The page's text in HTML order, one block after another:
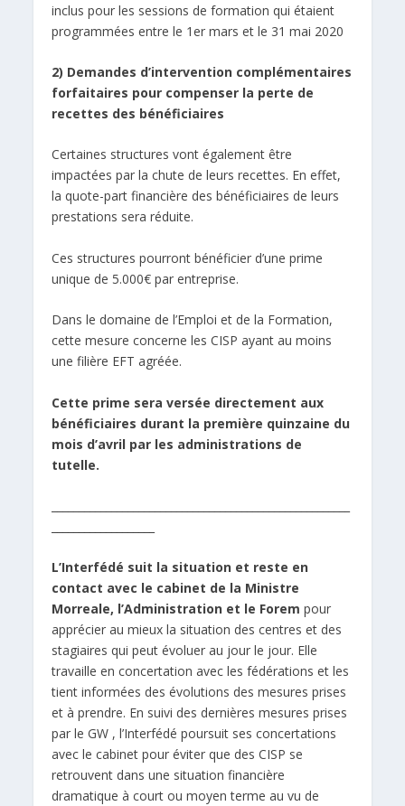
inclus pour les sessions de formation qui étaient
programmées entre le 1er mars et le 31 mai 2020
2) Demandes d’intervention complémentaires
forfaitaires pour compenser la perte de
recettes des bénéficiaires
Certaines structures vont également être
impactées par la chute de leurs recettes. En effet,
la quote-part financière des bénéficiaires de leurs
prestations sera réduite.
Ces structures pourront bénéficier d’une prime
unique de 5.000€ par entreprise.
Dans le domaine de l’Emploi et de la Formation,
cette mesure concerne les CISP ayant au moins
une filière EFT agréée.
Cette prime sera versée directement aux
bénéficiaires durant la première quinzaine du
mois d’avril par les administrations de
tutelle.
L’Interfédé suit la situation et reste en
contact avec le cabinet de la Ministre
Morreale, l’Administration et le Forem pour
apprécier au mieux la situation des centres et des
stagiaires qui peut évoluer au jour le jour. Elle
travaille en concertation avec les fédérations et les
tient informées des évolutions des mesures prises
et à prendre. En suivi des dernières mesures prises
par le GW , l’Interfédé poursuit ses concertations
avec le cabinet pour éviter que des CISP se
retrouvent dans une situation financière
dramatique à court ou moyen terme au vu de